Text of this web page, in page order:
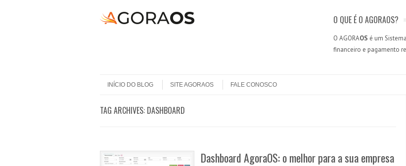
O QUE É O AGORAOS?
O AGORAOS é um
financeiro e pagamento
Menu
INÍCIO DO BLOG
SITE AGORAOS FALE CONOSCO
TAG ARCHIVES: DASHBOARD
Dashboard AgoraOS: o melhor para a sua empresa